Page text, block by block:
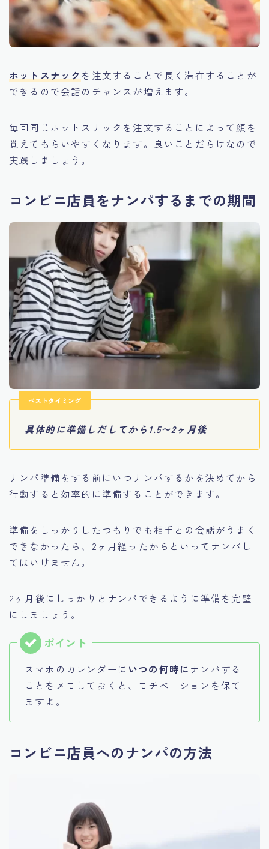
ホットスナック を注文することで長く滞在することが
できるので会話のチャンスが増えます。
毎回同じホットスナックを注文することによって顔を
覚えてもらいやすくなります。良いことだらけなので
実践しましょう。
コンビニ店員をナンパするまでの期間
ベストタイミング
具体的に準備しだしてから1.5〜2ヶ月後
ナンパ準備をする前にいつナンパするかを決めてから
行動すると効率的に準備することができます。
準備をしっかりしたつもりでも相手との会話がうまく
できなかったら、2ヶ月経ったからといってナンパし
てはいけません。
2ヶ月後にしっかりとナンパできるように準備を完璧
にしましょう。
スマホのカレンダーに いつの何時に ナンパする
ことをメモしておくと、モチベーションを保て
ますよ。
コンビニ店員へのナンパの方法